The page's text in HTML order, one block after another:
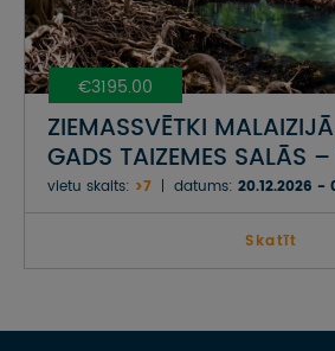
€3195.00
ZIEMASSVĒTKI
GADS TAIZEMES SALĀS
KRABI AR IELŪKOŠANOS
vietu skaits: >7 datums: 20.12.2026 -
Skatīt